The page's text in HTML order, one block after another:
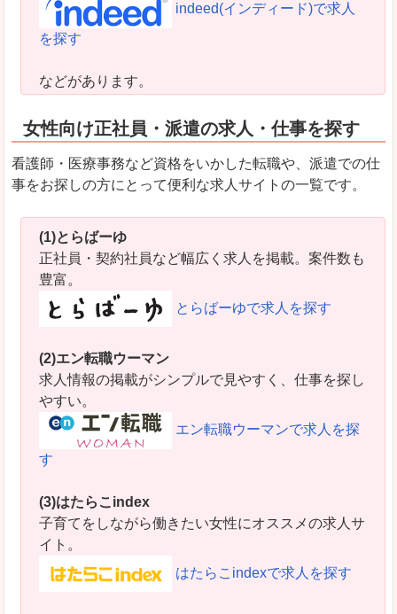
indeed(インディード)で求人
を探す
などがあります。
女性向け正社員・派遣の求人・仕事を探す
看護師・医療事務など資格をいかした転職や、派遣での仕
事をお探しの方にとって便利な求人サイトの一覧です。
(1)とらばーゆ
正社員・契約社員など幅広く求人を掲載。案件数も
豊富。
とらばーゆで求人を探す
(2)エン転職ウーマン
求人情報の掲載がシンプルで見やすく、仕事を探し
やすい。
エン転職ウーマンで求人を探
す
(3)はたらこindex
子育てをしながら働きたい女性にオススメの求人サ
イト。
はたらこindexで求人を探す